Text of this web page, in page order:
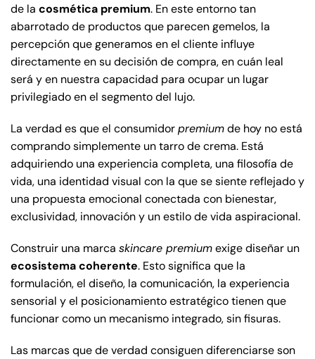
de la cosmética premium. En este entorno tan
abarrotado de productos que parecen gemelos, la
percepción que generamos en el cliente influye
directamente en su decisión de compra, en cuán leal
será y en nuestra capacidad para ocupar un lugar
privilegiado en el segmento del lujo.
La verdad es que el consumidorpremiumde hoy no está
comprando simplemente un tarro de crema. Está
adquiriendo una experiencia completa, una filosofía de
vida, una identidad visual con la que se siente reflejado y
una propuesta emocional conectada con bienestar,
exclusividad, innovación y un estilo de vida aspiracional.
Construir una marca skincare premiumexige diseñar un
ecosistema coherente. Esto significa que la
formulación, el diseño, la comunicación, la experiencia
sensorial y el posicionamiento estratégico tienen que
funcionar como un mecanismo integrado, sin fisuras.
Las marcas que de verdad consiguen diferenciarse son